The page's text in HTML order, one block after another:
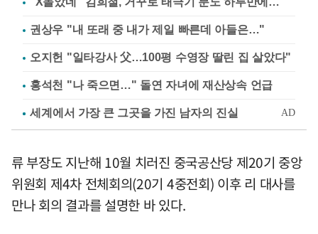
권상우 "내 또래 중 내가 제일 빠른데 아들은…"
오지헌 "일타강사 父…100평 수영장 딸린 집 살았다"
홍석천 "나 죽으면…" 돌연 자녀에 재산상속 언급
류 부장도 지난해 10월 치러진 중국공산당 제20기 중앙
위원회 제4차 전체회의(20기 4중전회) 이후 리 대사를
만나 회의 결과를 설명한 바 있다.